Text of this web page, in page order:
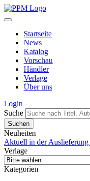
Startseite
News
Katalog
Vorschau
Händler
Verlage
Über uns
Login
Suche
Neuheiten
Aktuell in der Auslieferung
Verlage
Kategorien